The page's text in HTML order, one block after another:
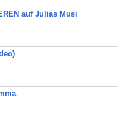
auf Julias Musi